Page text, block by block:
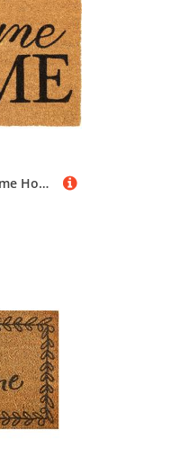
Fußmatte Kokos Welcome Home 40 cm x 60 cm